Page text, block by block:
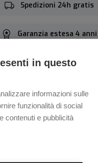
in questo
informazioni sulle
funzionalità di social
contenuti e pubblicità
Spedizioni 24h gratis
Garanzia estesa 4 anni